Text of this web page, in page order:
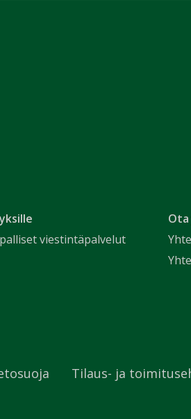
viestintäpalvelut
Tilaus- ja